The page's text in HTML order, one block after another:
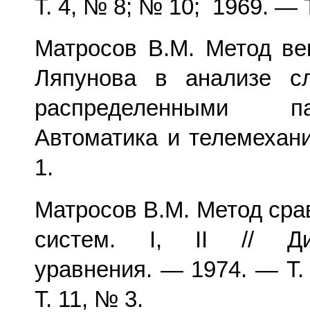
Т. 4, № 8; № 10; 1969. —
Матросов В.М. Метод
Ляпунова в анализе
распределенными
Автоматика и
1.
Матросов В.М. Метод
систем. I, II //
уравнения. — 1974. —
Т. 11, № 3.